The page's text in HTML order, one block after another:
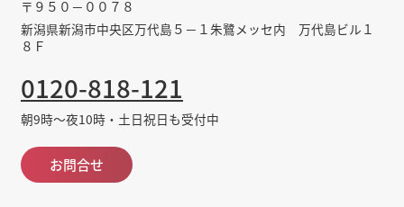
〒９５０－００７８
新潟県新潟市中央区万代島５－１朱鷺メッセ内 万代島ビル１
８Ｆ
0120-818-121
朝9時～夜10時・土日祝日も受付中
お問合せ